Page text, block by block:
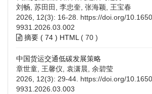
刘畅, 苏田田, 李忠奎, 张海颖, 王宝春
2026, 12(3): 16-28. https://doi.org/
9931.2026.03.002
摘要 ( 74 ) HTML ( 70 )
中国货运交通低碳发展策略
章世童, 王馨仪, 袁潇晨, 余碧莹
2026, 12(3): 29-44. https://doi.org/
9931.2026.03.003